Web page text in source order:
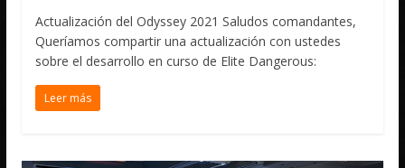
Actualización del Odyssey 2021 Saludos comandantes,
Queríamos compartir una actualización con ustedes
sobre el desarrollo en curso de Elite Dangerous:
Leer más